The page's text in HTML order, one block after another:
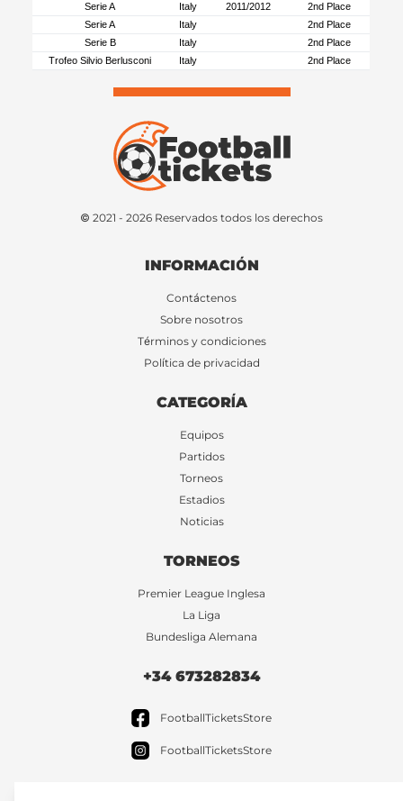
Serie A
Italy 2011/2012
2nd Place
Serie A
Italy
2nd Place
Serie B
Italy
2nd Place
Trofeo Silvio Berlusconi
Italy 2nd Place
© 2021 - 2026 Reservados todos los derechos
INFORMACIÓN
Contáctenos
Sobre nosotros
Términos y condiciones
Política de privacidad
CATEGORÍA
Equipos
Partidos
Torneos
Estadios
Noticias
TORNEOS
Premier League Inglesa
La Liga
Bundesliga Alemana
+34 673282834
FootballTicketsStore
FootballTicketsStore